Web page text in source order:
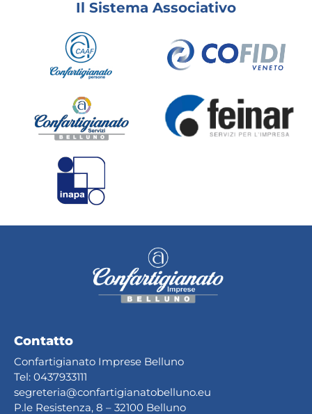
Il Sistema Associativo
Contatto
Confartigianato Imprese Belluno
Tel: 0437933111
segreteria@confartigianatobelluno.eu
P.le Resistenza, 8 – 32100 Belluno